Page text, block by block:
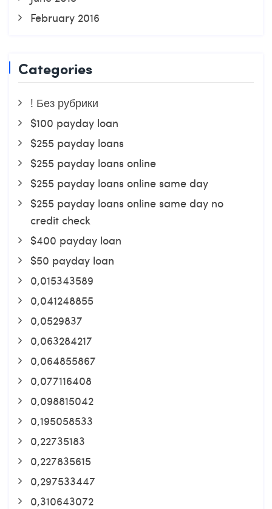
February 2016
Categories
! Без рубрики
$100 payday loan
$255 payday loans
$255 payday loans online
$255 payday loans online same day
$255 payday loans online same day no
credit check
$400 payday loan
$50 payday loan
0,015343589
0,041248855
0,0529837
0,063284217
0,064855867
0,077116408
0,098815042
0,195058533
0,22735183
0,227835615
0,297533447
0,310643072